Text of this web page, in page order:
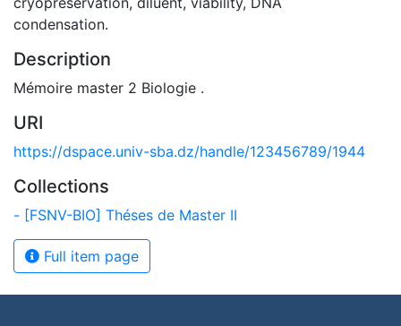
condensation.
Description
Mémoire master 2 Biologie .
URI
https://dspace.univ-sba.dz/handle/123456789/1944
Collections
- [FSNV-BIO] Théses de Master II
Full item page